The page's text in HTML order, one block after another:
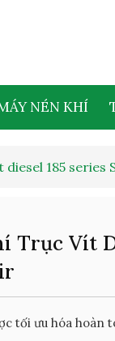
NÉN KHÍ
185 series
Trục Vít
tối ưu hóa hoàn